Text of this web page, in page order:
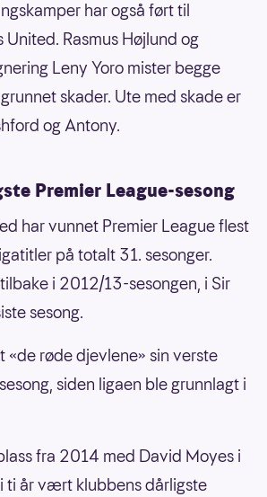
har også ført til
Rasmus Højlund og
Leny Yoro mister begge
skader. Ute med skade er
og Antony.
Premier League-sesong
har vunnet Premier League flest
på totalt 31. sesonger.
i 2012/13-sesongen, i Sir
sesong.
«de røde djevlene» sin verste
siden ligaen ble grunnlagt i
fra 2014 med David Moyes i
ti år vært klubbens dårligste